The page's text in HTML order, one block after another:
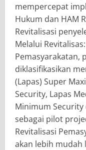
mempercepat
Hukum dan HAM
Revitalisasi
Melalui
Pemasyarakatan,
diklasifikasikan
(Lapas) Super
Security, Lapas
Minimum Security
sebagai pilot
Revitalisasi
akan lebih mudah